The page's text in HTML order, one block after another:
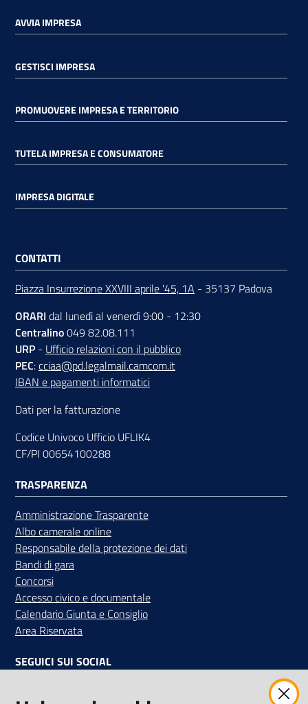
AVVIA IMPRESA
GESTISCI IMPRESA
PROMUOVERE IMPRESA E TERRITORIO
TUTELA IMPRESA E CONSUMATORE
IMPRESA DIGITALE
CONTATTI
Piazza Insurrezione XXVIII aprile '45, 1A - 35137 Padova
ORARI dal lunedì al venerdì 9:00 - 12:30
Centralino049 82.08.111
URP - Ufficio relazioni con il pubblico
PEC:cciaa@pd.legalmail.camcom.it
IBAN e pagamenti informatici
Dati per la fatturazione
Codice Univoco Ufficio UFLIK4
CF/PI 00654100288
TRASPARENZA
Amministrazione Trasparente
Albo camerale online
Responsabile della protezione dei dati
Bandi di gara
Concorsi
Accesso civico e documentale
Calendario Giunta e Consiglio
Area Riservata
SEGUICI SUI SOCIAL